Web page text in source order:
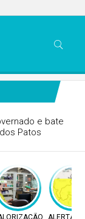
no exterior
ALERTA